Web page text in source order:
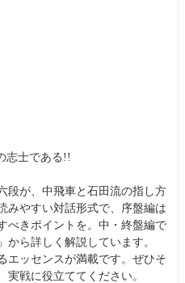
志士である!!
段が、中飛車と石田流の指し方
みやすい対話形式で、序盤編は
べきポイントを。中・終盤編で
ら詳しく解説しています。
エッセンスが満載です。ぜひそ
戦に役立ててください。